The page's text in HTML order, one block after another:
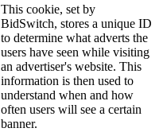
This cookie, set by
BidSwitch, stores a unique ID
to determine what adverts the
users have seen while visiting
an advertiser's website. This
information is then used to
understand when and how
often users will see a certain
banner.